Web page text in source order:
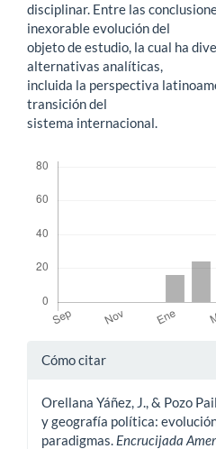
disciplinar. Entre las
inexorable evolución del
objeto de estudio, la cual ha
alternativas analíticas,
incluida la perspectiva
transición del
sistema internacional.
Detalles
artículo
Cómo citar
Orellana Yáñez, J., & Pozo
y geografía política:
paradigmas. Encrucijada